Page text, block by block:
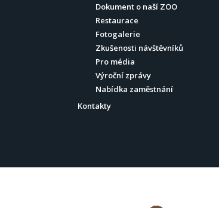
Dokument o naší ZOO
Restaurace
Fotogalerie
Zkušenosti návštěvníků
Pro média
Výroční zprávy
Nabídka zaměstnání
Kontakty